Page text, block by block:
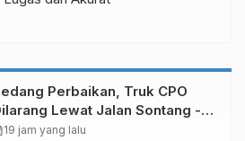
Perbaikan, Truk CPO
Lewat Jalan Sontang -
19 jam yang lalu